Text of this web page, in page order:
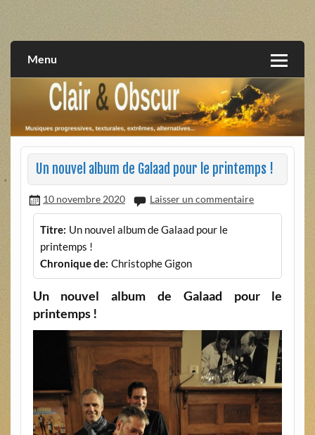
extrêmes, alternatives, texturales
Menu
Un nouvel album de Galaad pour le printemps !
10 novembre 2020 Laisser un commentaire
Titre: Un nouvel album de Galaad pour le
printemps !
Chronique de: Christophe Gigon
Un nouvel album de Galaad pour le
printemps !